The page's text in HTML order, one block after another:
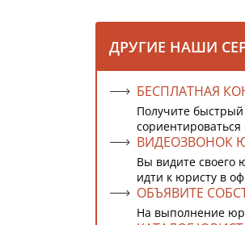
ДРУГИЕ НАШИ
БЕСПЛАТНАЯ
Получите
ВИДЕОЗВОНОК
Вы видите своего
идти к юристу в
ОБЪЯВИТЕ
На выполнение